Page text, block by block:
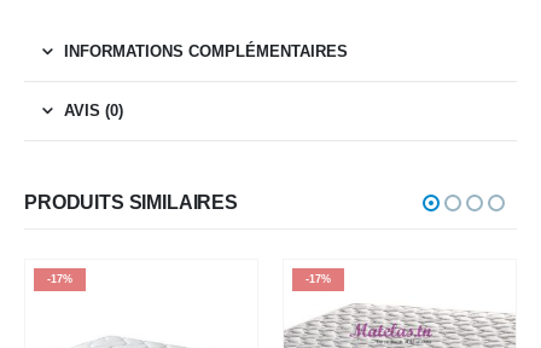
INFORMATIONS COMPLÉMENTAIRES
AVIS (0)
PRODUITS SIMILAIRES
-17% -17%